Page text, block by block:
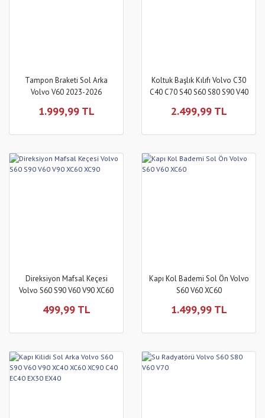
Tampon Braketi Sol Arka
Volvo V60 2023-2026
1.999,99 TL
Koltuk Başlık Kılıfı Volvo C30
C40 C70 S40 S60 S80 S90 V40
XC70 XC90 EX30 EX40 EX90
2.499,99 TL
Direksiyon Mafsal Keçesi
Volvo S60 S90 V60 V90 XC60
499,99 TL
Kapı Kol Bademi Sol Ön Volvo
S60 V60 XC60
1.499,99 TL